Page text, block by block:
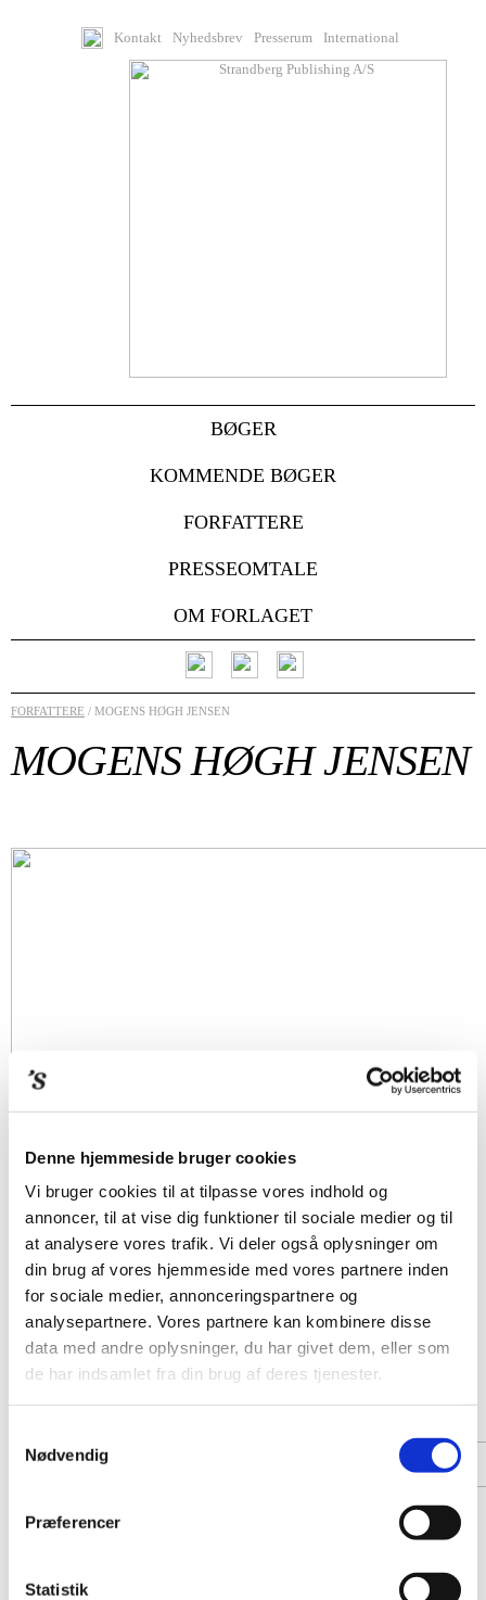
Denne hjemmeside bruger cookies
Vi bruger cookies til at tilpasse vores indhold og
annoncer, til at vise dig funktioner til sociale medier og til
at analysere vores trafik. Vi deler også oplysninger om
din brug af vores hjemmeside med vores partnere inden
for sociale medier, annonceringspartnere og
analysepartnere. Vores partnere kan kombinere disse
data med andre oplysninger, du har givet dem, eller som
de har indsamlet fra din brug af deres tjenester.
Nødvendig
Præferencer
Statistik
Kontakt Nyhedsbrev Presserum International
BØGER
KOMMENDE BØGER
FORFATTERE
PRESSEOMTALE
OM FORLAGET
FORFATTERE / MOGENS HØGH JENSEN
MOGENS HØGH JENSEN